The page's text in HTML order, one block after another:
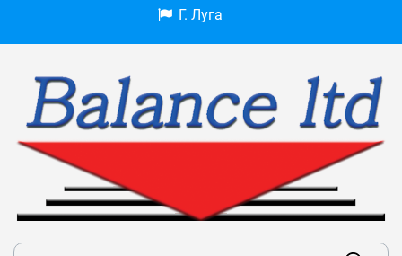
Г. Луга